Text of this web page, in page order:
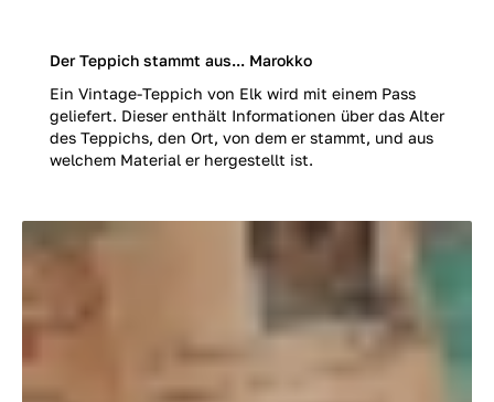
Der Teppich stammt aus... Marokko
Ein Vintage-Teppich von Elk wird mit einem Pass
geliefert. Dieser enthält Informationen über das Alter
des Teppichs, den Ort, von dem er stammt, und aus
welchem Material er hergestellt ist.